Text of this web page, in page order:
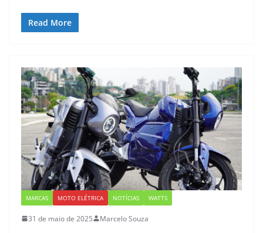
Read More
MARCAS MOTO ELÉTRICA NOTÍCIAS WATTS
31 de maio de 2025 Marcelo Souza